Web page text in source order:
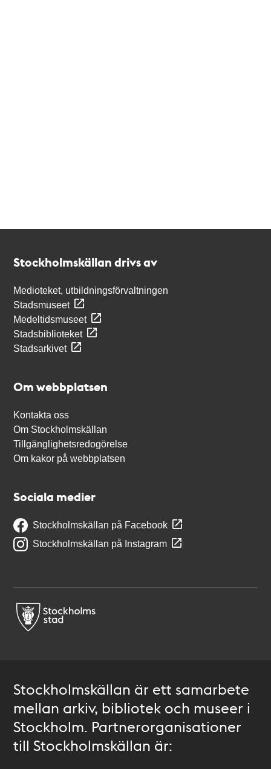
Stockholmskällan drivs av
Medioteket, utbildningsförvaltningen
Stadsmuseet
Medeltidsmuseet
Stadsbiblioteket
Stadsarkivet
Om webbplatsen
Kontakta oss
Om Stockholmskällan
Tillgänglighetsredogörelse
Om kakor på webbplatsen
Sociala medier
Stockholmskällan på Facebook
Stockholmskällan på Instagram
Stockholmskällan är ett samarbete
mellan arkiv, bibliotek och museer i
Stockholm. Partnerorganisationer
till Stockholmskällan är: